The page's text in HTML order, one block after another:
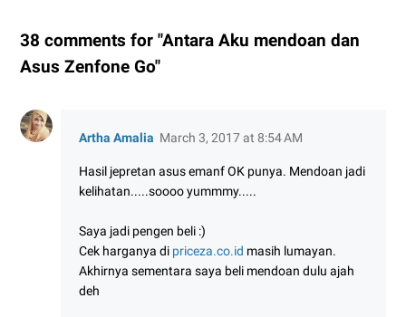
38 comments for "Antara Aku mendoan dan
Asus Zenfone Go"
Artha Amalia March 3, 2017 at 8:54 AM
Hasil jepretan asus emanf OK punya. Mendoan jadi
kelihatan.....soooo yummmy.....
Saya jadi pengen beli :)
Cek harganya di priceza.co.id masih lumayan.
Akhirnya sementara saya beli mendoan dulu ajah
deh